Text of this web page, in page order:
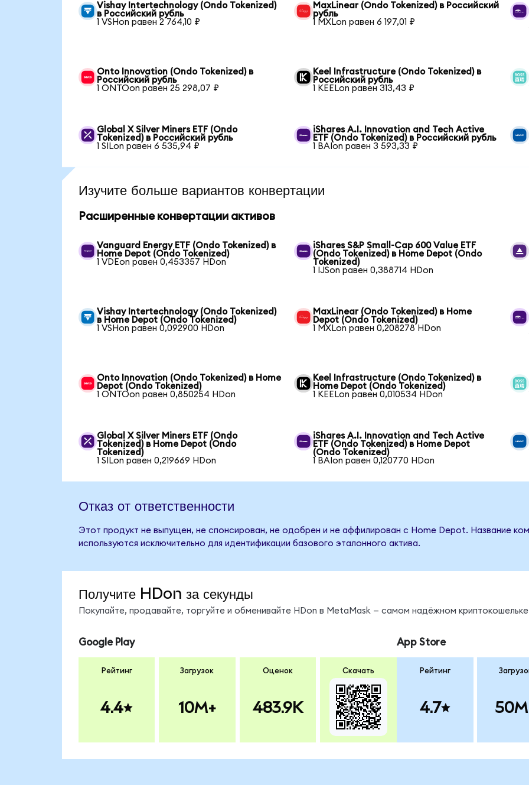
Vishay Intertechnology (Ondo Tokenized)
в Российский рубль
1 VSHon равен 2 764,10 ₽
MaxLinear (Ondo Tokenized) в Российский
рубль
1 MXLon равен 6 197,01 ₽
Onto Innovation (Ondo Tokenized) в
Российский рубль
1 ONTOon равен 25 298,07 ₽
Keel Infrastructure (Ondo Tokenized) в
Российский рубль
1 KEELon равен 313,43 ₽
Global X Silver Miners ETF (Ondo
Tokenized) в Российский рубль
1 SILon равен 6 535,94 ₽
iShares A.I. Innovation and Tech Active
ETF (Ondo Tokenized) в Российский рубль
1 BAIon равен 3 593,33 ₽
Изучите больше вариантов конвертации
Расширенные конвертации активов
Vanguard Energy ETF (Ondo Tokenized) в
Home Depot (Ondo Tokenized)
1 VDEon равен 0,453357 HDon
iShares S&P Small-Cap 600 Value ETF
(Ondo Tokenized) в Home Depot (Ondo
Tokenized)
1 IJSon равен 0,388714 HDon
Vishay Intertechnology (Ondo Tokenized)
в Home Depot (Ondo Tokenized)
1 VSHon равен 0,092900 HDon
MaxLinear (Ondo Tokenized) в Home
Depot (Ondo Tokenized)
1 MXLon равен 0,208278 HDon
Onto Innovation (Ondo Tokenized) в Home
Depot (Ondo Tokenized)
1 ONTOon равен 0,850254 HDon
Keel Infrastructure (Ondo Tokenized) в
Home Depot (Ondo Tokenized)
1 KEELon равен 0,010534 HDon
Global X Silver Miners ETF (Ondo
Tokenized) в Home Depot (Ondo
Tokenized)
1 SILon равен 0,219669 HDon
iShares A.I. Innovation and Tech Active
ETF (Ondo Tokenized) в Home Depot
(Ondo Tokenized)
1 BAIon равен 0,120770 HDon
Отказ от ответственности
Этот продукт не выпущен, не спонсирован, не одобрен и не аффилирован с Home Depot. Название
используются исключительно для идентификации базового эталонного актива.
Получите HDon за секунды
Покупайте, продавайте, торгуйте и обменивайте HDon в MetaMask — самом надёжном
Google Play
Рейтинг
4.4
Загрузок
10M+
Оценок
483.9K
Скачать
App Store
Рейтинг
4.7